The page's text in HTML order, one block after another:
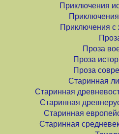
Приключения
Приключения
Проза
Проза
Проза
Старинная
Старинная
Старинная
Старинная
Старинная